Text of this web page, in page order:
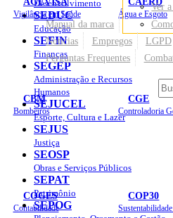
Vigilância em Saúde Água e Esgoto
CBM
Bombeiros
CGE
Controladoria
COGES
Contabilidade
COP30
Manual da marca
Ver
Notícias
Empregos LGPD
Perguntas Frequentes
Desenvolvimento
SEDUC
Educação
SEFIN
Finanças
SEGEP
Administração e Recursos
Humanos
SEJUCEL
Esporte, Cultura e Lazer
SEJUS
Justiça
SEOSP
Obras e Serviços Públicos
SEPAT
Patrimônio
SEPOG